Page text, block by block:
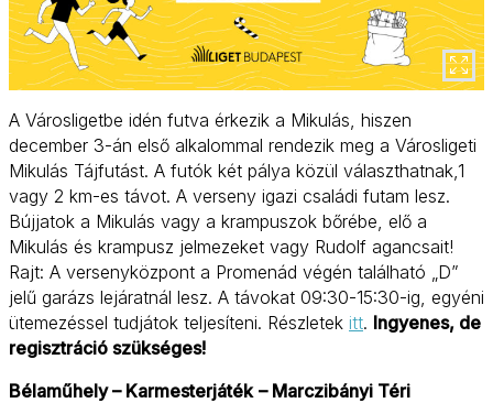
A Városligetbe idén futva érkezik a Mikulás, hiszen
december 3-án első alkalommal rendezik meg a Városligeti
Mikulás Tájfutást. A futók két pálya közül választhatnak,1
vagy 2 km-es távot. A verseny igazi családi futam lesz.
Bújjatok a Mikulás vagy a krampuszok bőrébe, elő a
Mikulás és krampusz jelmezeket vagy Rudolf agancsait!
Rajt: A versenyközpont a Promenád végén található „D”
jelű garázs lejáratnál lesz. A távokat 09:30-15:30-ig, egyéni
ütemezéssel tudjátok teljesíteni. Részletek itt. Ingyenes, de
regisztráció szükséges!
Bélaműhely – Karmesterjáték – Marczibányi Téri